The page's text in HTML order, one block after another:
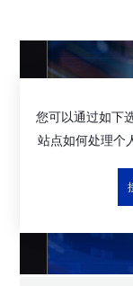
您可以通过如下
站点如何处理个